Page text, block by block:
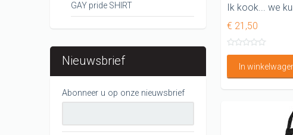
€ 21,50
In
GAY pride SHIRT
Nieuwsbrief
Abonneer u op onze nieuwsbrief